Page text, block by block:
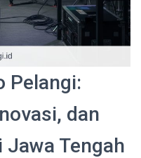
Pelangi:
dan
Jawa Tengah